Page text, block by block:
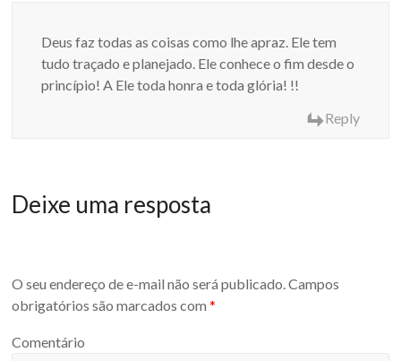
Deus faz todas as coisas como lhe apraz. Ele tem
tudo traçado e planejado. Ele conhece o fim desde o
princípio! A Ele toda honra e toda glória! !!
Reply
Deixe uma resposta
O seu endereço de e-mail não será publicado. Campos
obrigatórios são marcados com*
Comentário